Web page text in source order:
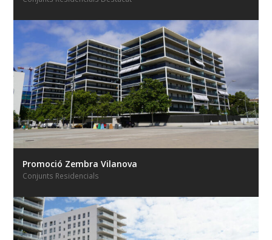
Promoció Zembra Vilanova
Conjunts Residencials